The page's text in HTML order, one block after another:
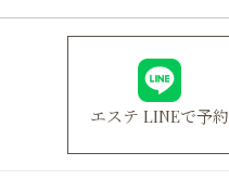
エステ LINEで予約